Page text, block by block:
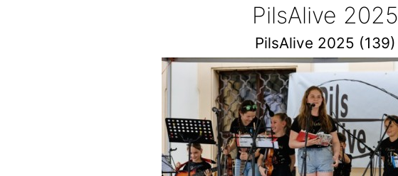
PilsAlive 2025
PilsAlive 2025 (139)